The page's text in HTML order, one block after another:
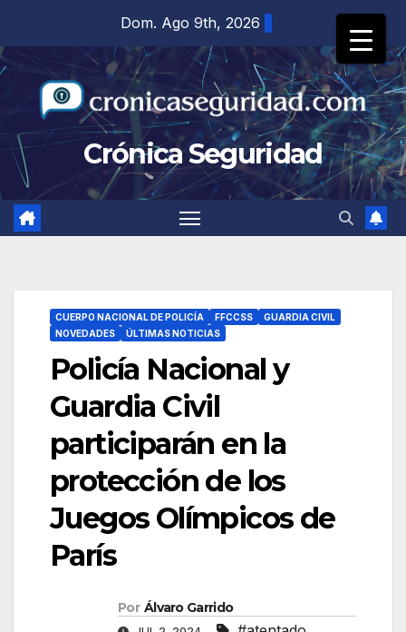
contenido
Dom. Ago 9th, 2026
Crónica Seguridad
CUERPO NACIONAL DE POLICÍA FFCCSS
GUARDIA CIVIL
NOVEDADES
ÚLTIMAS NOTICIAS
Policía Nacional y
Guardia Civil
participarán en la
protección de los
Juegos Olímpicos de
París
Por Álvaro Garrido